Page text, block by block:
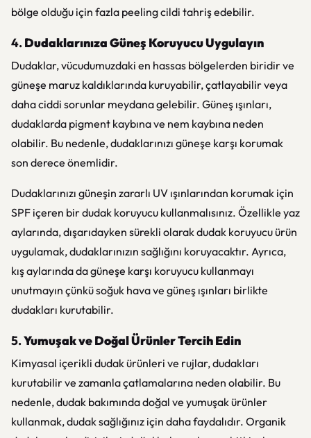
bölge olduğu için fazla peeling cildi tahriş edebilir.
4.Dudaklarınıza Güneş Koruyucu Uygulayın
Dudaklar, vücudumuzdaki en hassas bölgelerden biridir ve
güneşe maruz kaldıklarında kuruyabilir, çatlayabilir veya
daha ciddi sorunlar meydana gelebilir. Güneş ışınları,
dudaklarda pigment kaybına ve nem kaybına neden
olabilir. Bu nedenle, dudaklarınızı güneşe karşı korumak
son derece önemlidir.
Dudaklarınızı güneşin zararlı UV ışınlarından korumak için
SPF içeren bir dudak koruyucu kullanmalısınız. Özellikle yaz
aylarında, dışarıdayken sürekli olarak dudak koruyucu ürün
uygulamak, dudaklarınızın sağlığını koruyacaktır. Ayrıca,
kış aylarında da güneşe karşı koruyucu kullanmayı
unutmayın çünkü soğuk hava ve güneş ışınları birlikte
dudakları kurutabilir.
5.Yumuşak ve Doğal Ürünler Tercih Edin
Kimyasal içerikli dudak ürünleri ve rujlar, dudakları
kurutabilir ve zamanla çatlamalarına neden olabilir. Bu
nedenle, dudak bakımında doğal ve yumuşak ürünler
kullanmak, dudak sağlığınız için daha faydalıdır. Organik